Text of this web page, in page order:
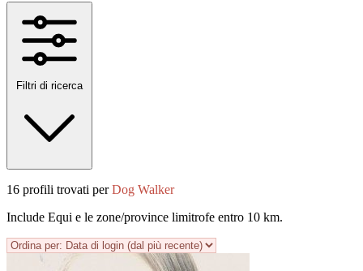
Filtri di ricerca
16 profili trovati perDog Walker
Include Equi e le zone/province limitrofe entro 10 km.